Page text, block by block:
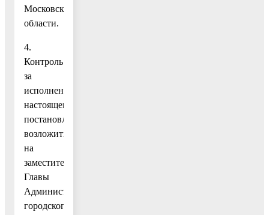
Московской
области.
4.
Контроль
за
исполнением
настоящего
постановления
возложить
на
заместителя
Главы
Администрации
городского